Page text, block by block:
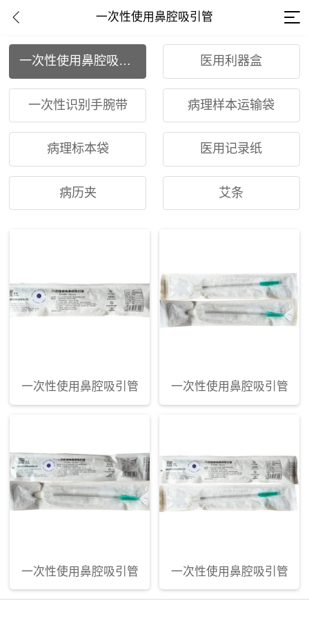
一次性使用鼻腔吸引管
一次性使用鼻腔吸引管 医用利器盒
一次性识别手腕带 病理样本运输袋
病理标本袋 医用记录纸
病历夹 艾条
一次性使用鼻腔吸引管 一次性使用鼻腔吸引管
一次性使用鼻腔吸引管 一次性使用鼻腔吸引管